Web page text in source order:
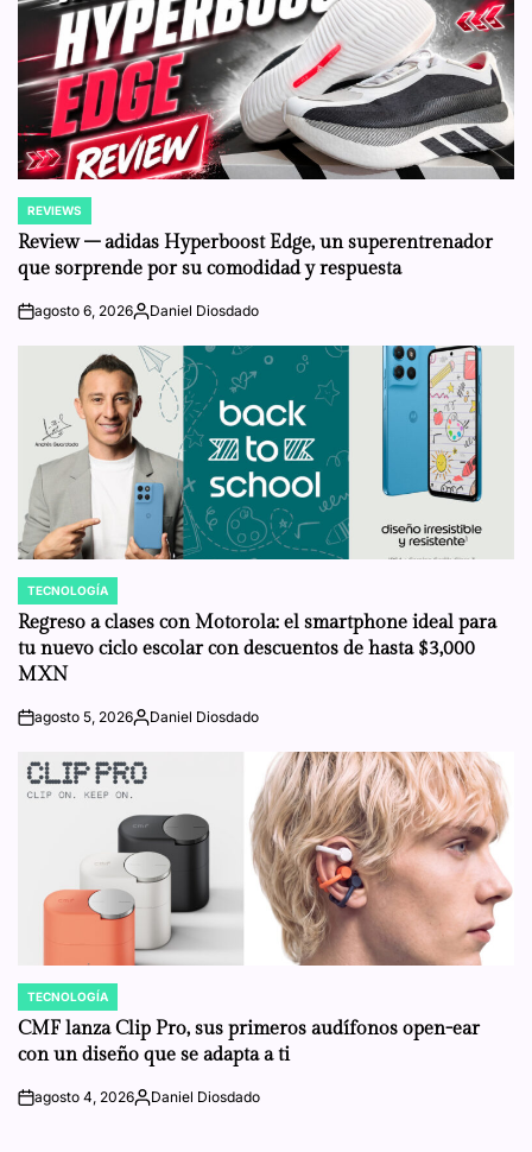
POSTED
IN
REVIEWS
Review – adidas Hyperboost Edge, un superentrenador
que sorprende por su comodidad y respuesta
onagosto 6, 2026Posted
Daniel Diosdado
POSTED
IN
TECNOLOGÍA
Regreso a clases con Motorola: el smartphone ideal para
tu nuevo ciclo escolar con descuentos de hasta $3,000
MXN
onagosto 5, 2026Posted
Daniel Diosdado
POSTED
IN
TECNOLOGÍA
CMF lanza Clip Pro, sus primeros audífonos open-ear
con un diseño que se adapta a ti
onagosto 4, 2026Posted
Daniel Diosdado